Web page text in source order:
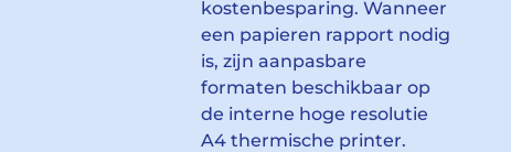
kostenbesparing. Wanneer
een papieren rapport nodig
is, zijn aanpasbare
formaten beschikbaar op
de interne hoge resolutie
A4 thermische printer.